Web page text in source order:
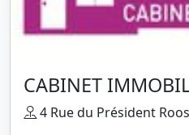
CABINET
4 Rue du Président